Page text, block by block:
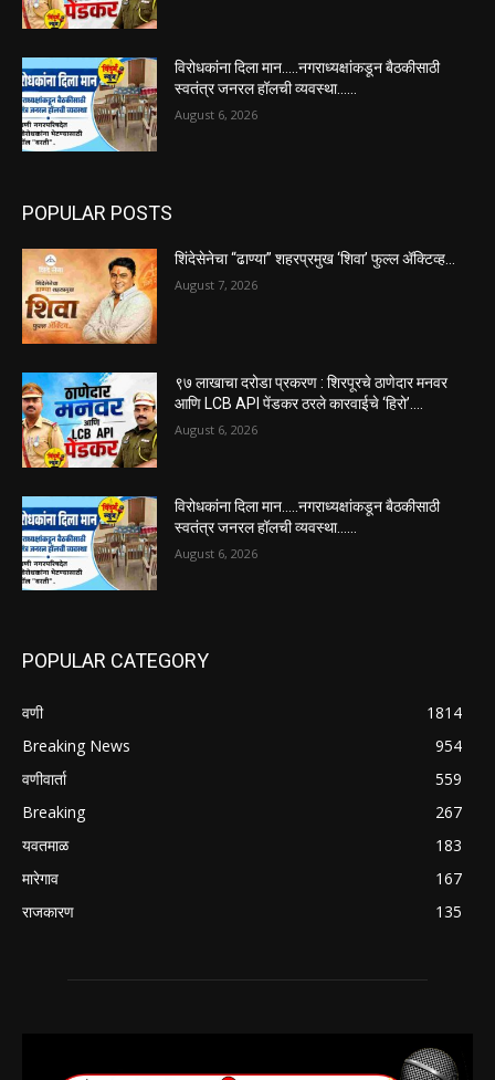
विरोधकांना दिला मान…..नगराध्यक्षांकडून बैठकीसाठी
स्वतंत्र जनरल हॉलची व्यवस्था……
August 6, 2026
POPULAR POSTS
शिंदेसेनेचा “ढाण्या” शहरप्रमुख ‘शिवा’ फुल्ल ॲक्टिव्ह…
August 7, 2026
९७ लाखाचा दरोडा प्रकरण : शिरपूरचे ठाणेदार मनवर
आणि LCB API पेंडकर ठरले कारवाईचे ‘हिरो’….
August 6, 2026
विरोधकांना दिला मान…..नगराध्यक्षांकडून बैठकीसाठी
स्वतंत्र जनरल हॉलची व्यवस्था……
August 6, 2026
POPULAR CATEGORY
वणी
1814
Breaking News
954
वणीवार्ता
559
Breaking
267
यवतमाळ
183
मारेगाव
167
राजकारण
135